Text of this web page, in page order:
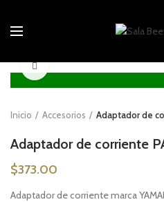
Inicio Accesorios Adaptador de
Adaptador de corriente
$373.00
Adaptador de corriente marca